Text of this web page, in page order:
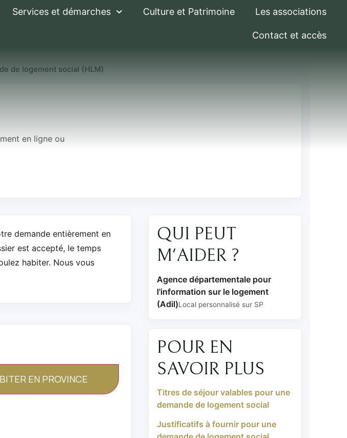
Services et démarches Culture et Patrimoine Les associations
Contact et accès
de logement social (HLM)
social (HLM)
en ligne ou
demande entièrement en
est accepté, le temps
habiter. Nous vous
EN PROVINCE
QUI PEUT
M'AIDER ?
Agence départementale pour
l'information sur le logement
(Adil)Local personnalisé sur SP
POUR EN
SAVOIR PLUS
Titres de séjour valables pour une
demande de logement social
Justificatifs à fournir pour une